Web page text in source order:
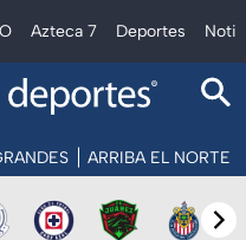
Azteca 7 Deportes
ARRIBA EL NORTE